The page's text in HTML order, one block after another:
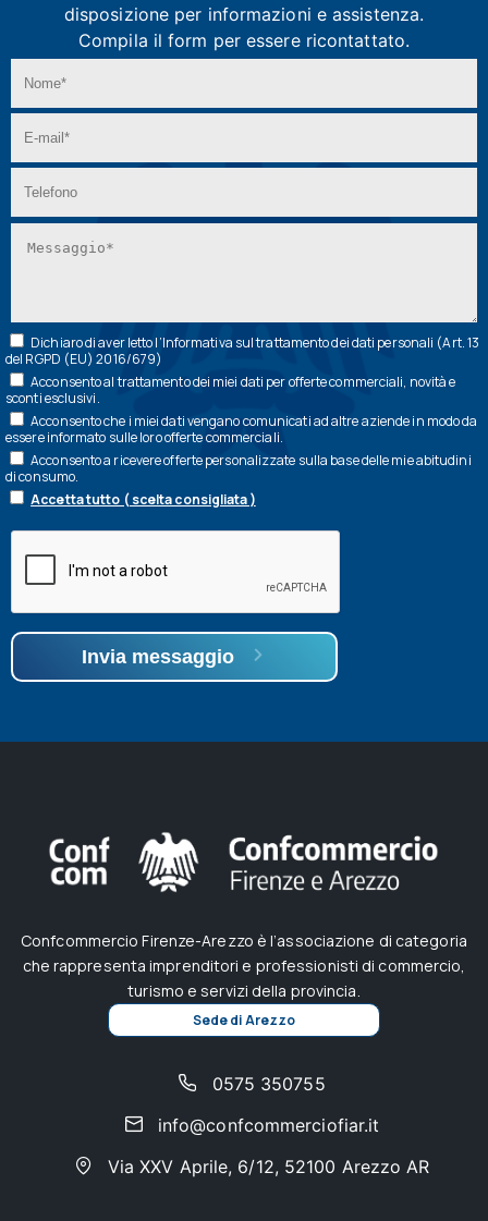
disposizione per informazioni e assistenza.
Compila il form per essere ricontattato.
Dichiaro di aver letto l’Informativa sul trattamento dei dati personali (Art. 13
del RGPD (EU) 2016/679)
Acconsento al trattamento dei miei dati per offerte commerciali, novità e
sconti esclusivi.
Acconsento che i miei dati vengano comunicati ad altre aziende in modo da
essere informato sulle loro offerte commerciali.
Acconsento a ricevere offerte personalizzate sulla base delle mie abitudini
di consumo.
Accetta tutto ( scelta consigliata )
Invia messaggio
Confcommercio Firenze-Arezzo è l’associazione di categoria
che rappresenta imprenditori e professionisti di commercio,
turismo e servizi della provincia.
Sede di Arezzo
0575 350755
info@confcommerciofiar.it
Via XXV Aprile, 6/12, 52100 Arezzo AR